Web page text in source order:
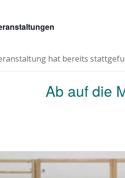
hat bereits
Ab auf die